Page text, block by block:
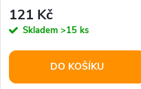
121 Kč
Skladem >15 ks
DO KOŠÍKU